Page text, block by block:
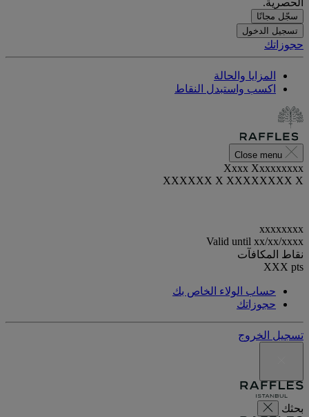
سجّل مجانًا
تسجيل الدخول
حجوزاتك
المزايا والحالة
اكسب واستبدل النقاط
Close menu
Xxxx Xxxxxxxxx
XXXXXX X XXXXXXXX X
xxxxxxxx
Valid until xx/xx/xxxx
نقاط المكافآت
XXX pts
حساب الولاء الخاص بك
حجوزاتك
تسجيل الخروج
بحثك